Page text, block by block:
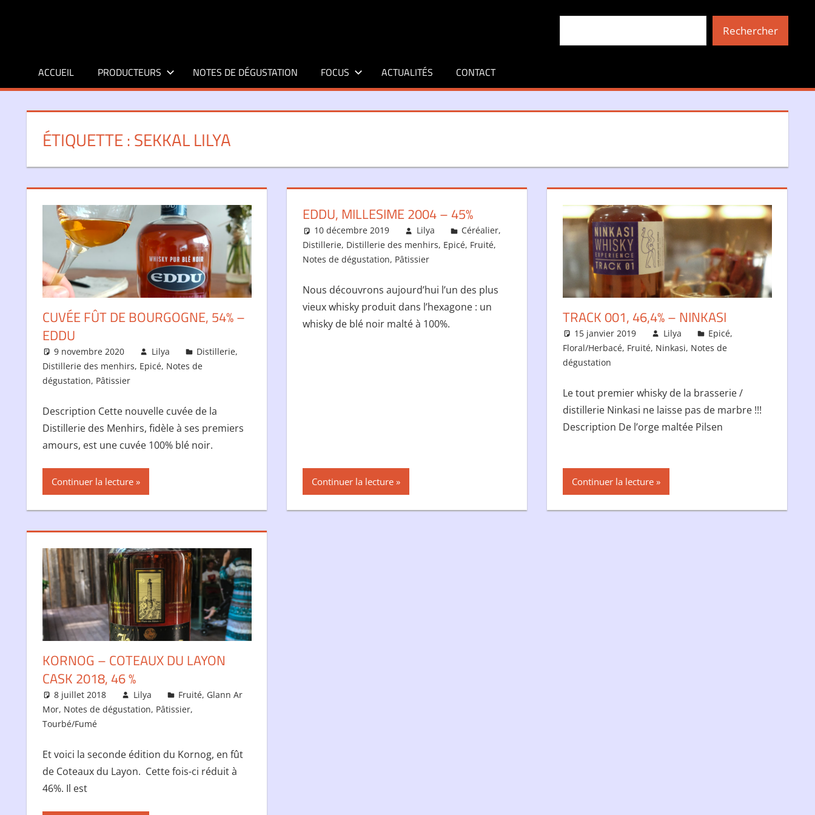
Rechercher
ACCUEIL PRODUCTEURS NOTES DE DÉGUSTATION FOCUS ACTUALITÉS CONTACT
ÉTIQUETTE :SEKKAL LILYA
CUVÉE FÛT DE BOURGOGNE, 54% –
EDDU
9 novembre 2020 Lilya Distillerie,
Distillerie des menhirs, Epicé, Notes de
dégustation, Pâtissier
Description Cette nouvelle cuvée de la
Distillerie des Menhirs, fidèle à ses premiers
amours, est une cuvée 100% blé noir.
Continuer la lecture
EDDU, MILLESIME 2004 – 45%
10 décembre 2019 Lilya Céréalier,
Distillerie, Distillerie des menhirs, Epicé, Fruité,
Notes de dégustation, Pâtissier
Nous découvrons aujourd’hui l’un des plus
vieux whisky produit dans l’hexagone : un
whisky de blé noir malté à 100%.
Continuer la lecture
TRACK 001, 46,4% – NINKASI
15 janvier 2019 Lilya Epicé,
Floral/Herbacé, Fruité, Ninkasi, Notes de
dégustation
Le tout premier whisky de la brasserie /
distillerie Ninkasi ne laisse pas de marbre !!!
Description De l’orge maltée Pilsen
Continuer la lecture
KORNOG – COTEAUX DU LAYON
CASK 2018, 46 %
8 juillet 2018 Lilya Fruité, Glann Ar
Mor, Notes de dégustation, Pâtissier,
Tourbé/Fumé
Et voici la seconde édition du Kornog, en fût
de Coteaux du Layon. Cette fois-ci réduit à
46%. Il est